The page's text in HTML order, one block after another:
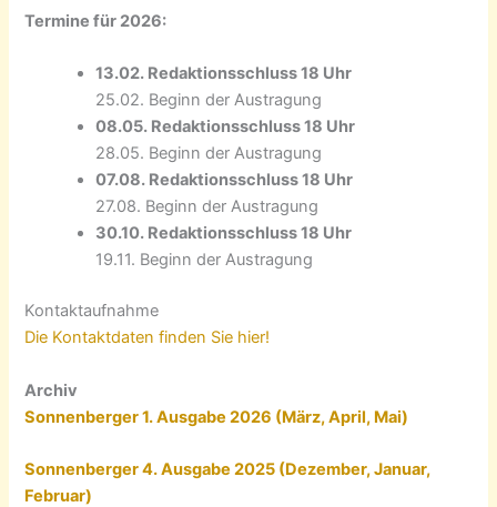
Termine für 2026:
13.02. Redaktionsschluss 18 Uhr
25.02. Beginn der Austragung
08.05. Redaktionsschluss 18 Uhr
28.05. Beginn der Austragung
07.08. Redaktionsschluss 18 Uhr
27.08. Beginn der Austragung
30.10. Redaktionsschluss 18 Uhr
19.11. Beginn der Austragung
Kontaktaufnahme
Die Kontaktdaten finden Sie hier!
Archiv
Sonnenberger 1. Ausgabe 2026 (März, April, Mai)
Sonnenberger 4. Ausgabe 2025 (Dezember, Januar,
Februar)